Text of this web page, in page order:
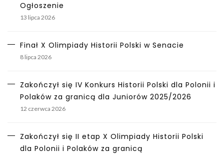
Ogłoszenie
13 lipca 2026
Finał X Olimpiady Historii Polski w Senacie
8 lipca 2026
Zakończył się IV Konkurs Historii Polski dla Polonii i
Polaków za granicą dla Juniorów 2025/2026
12 czerwca 2026
Zakończył się II etap X Olimpiady Historii Polski
dla Polonii i Polaków za granicą